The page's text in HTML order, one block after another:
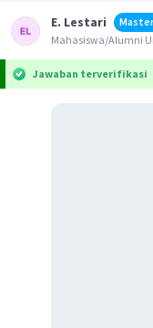
E. Lestari
Mahasiswa/Alumni
Jawaban terverifikasi